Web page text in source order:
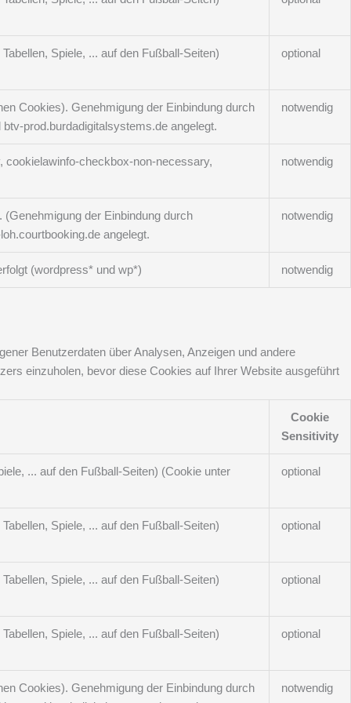
Spiele, ... auf den Fußball-Seiten) optional
Cookies). Genehmigung der Einbindung durch
prod.burdadigitalsystems.de angelegt.
notwendig
cookielawinfo-checkbox-non-necessary, notwendig
der Einbindung durch
angelegt.
notwendig
(wordpress* und wp*) notwendig
Benutzerdaten über Analysen, Anzeigen und andere
einzuholen, bevor diese Cookies auf Ihrer Website ausgeführt
Cookie
Sensitivity
... auf den Fußball-Seiten) (Cookie unter optional
Spiele, ... auf den Fußball-Seiten) optional
Spiele, ... auf den Fußball-Seiten) optional
Spiele, ... auf den Fußball-Seiten) optional
Cookies). Genehmigung der Einbindung durch
notwendig